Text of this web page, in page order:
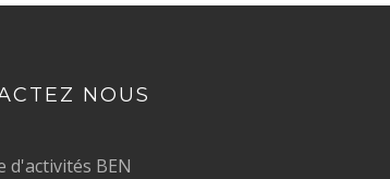
NOUS
d'activités BEN